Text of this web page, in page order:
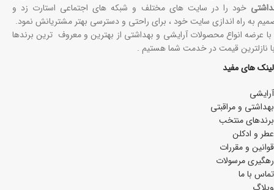
خود را در سایت های مختلف و شبکه های اجتماعی استارت زد و
به راه اندازی سایت خود ، برای راحتی و دسترسی بهتر مشتریانش نمود.
با عرضه انواع محصولات آرایشی و بهداشتی از بهترین و معروف ترین برندها
نازلترین قیمت در خدمت شما هستیم .
لینک های مفید
آرایشی
بھداشتی و مراقبتی
برندهای منتخب
عطر و ادکلن
قوانین و مقررات
رهگیری مرسولات
تماس با ما